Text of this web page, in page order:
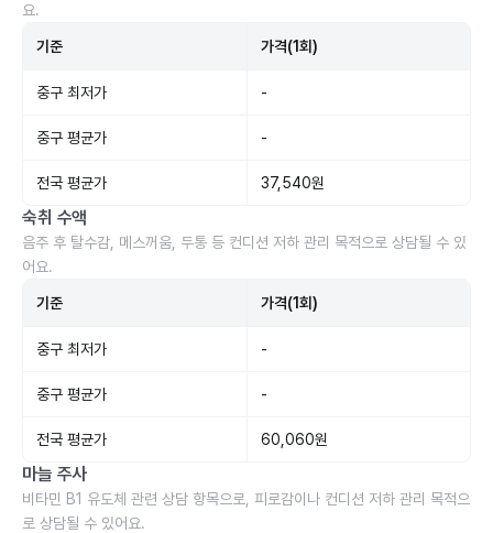
요.
기준 가격(1회)
중구 최저가 -
중구 평균가 -
전국 평균가 37,540원
숙취 수액
음주 후 탈수감, 메스꺼움, 두통 등 컨디션 저하 관리 목적으로 상담될 수 있
어요.
기준 가격(1회)
중구 최저가 -
중구 평균가 -
전국 평균가 60,060원
마늘 주사
비타민 B1 유도체 관련 상담 항목으로, 피로감이나 컨디션 저하 관리 목적으
로 상담될 수 있어요.